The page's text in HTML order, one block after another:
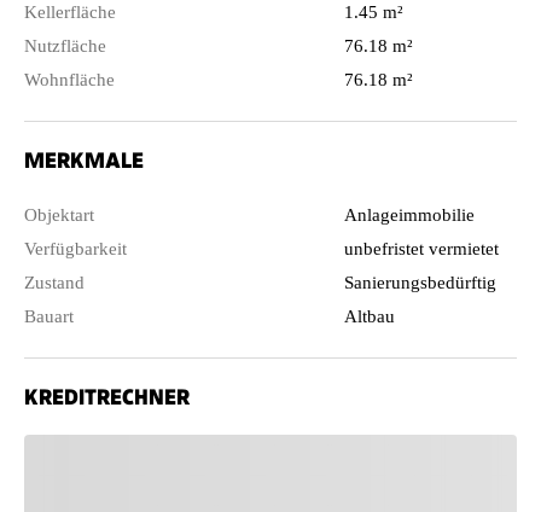
Kellerfläche
1.45 m²
Nutzfläche
76.18 m²
Wohnfläche
76.18 m²
MERKMALE
Objektart
Anlageimmobilie
Verfügbarkeit
unbefristet vermietet
Zustand
Sanierungsbedürftig
Bauart
Altbau
KREDITRECHNER